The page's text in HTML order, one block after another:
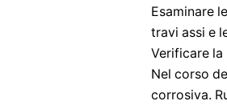
Esaminare
travi assi e
Verificare la
Nel corso
corrosiva.